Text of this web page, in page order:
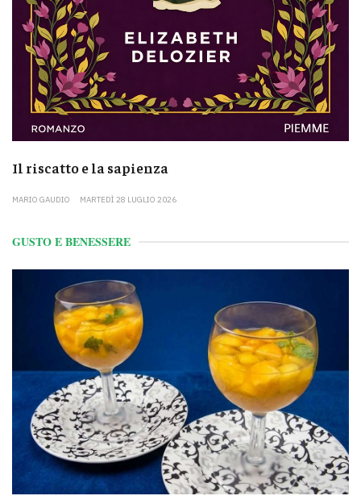
Il riscatto e la sapienza
MARIO GAUDIO MARTEDÌ 28 LUGLIO 2026
GUSTO E BENESSERE